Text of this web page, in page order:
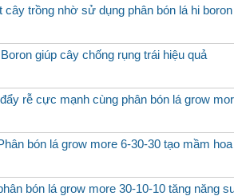
cây trồng nhờ sử dụng phân bón lá hi
giúp cây chống rụng trái hiệu quả
rễ cực mạnh cùng phân bón lá grow
bón lá grow more 6-30-30 tạo mầm hoa
bón lá grow more 30-10-10 tăng năng